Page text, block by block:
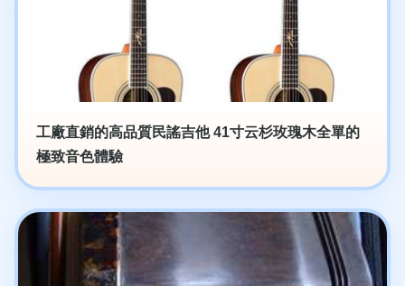
工廠直銷的高品質民謠吉他 41寸云杉玫瑰木全單的
極致音色體驗